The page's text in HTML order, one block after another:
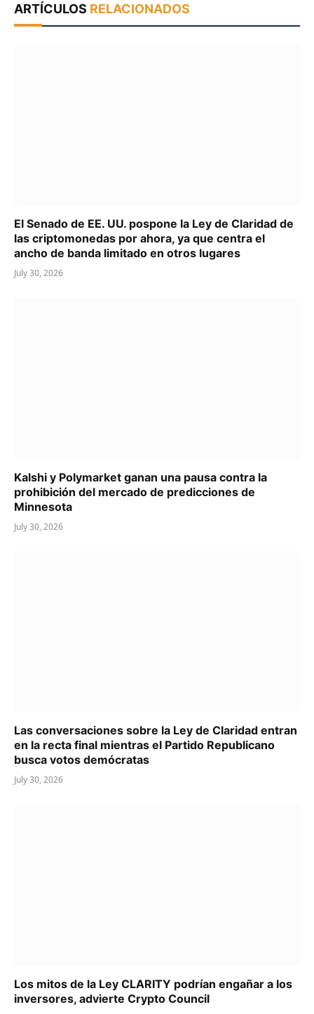
ARTÍCULOS RELACIONADOS
El Senado de EE. UU. pospone la Ley de Claridad de
las criptomonedas por ahora, ya que centra el
ancho de banda limitado en otros lugares
July 30, 2026
Kalshi y Polymarket ganan una pausa contra la
prohibición del mercado de predicciones de
Minnesota
July 30, 2026
Las conversaciones sobre la Ley de Claridad entran
en la recta final mientras el Partido Republicano
busca votos demócratas
July 30, 2026
Los mitos de la Ley CLARITY podrían engañar a los
inversores, advierte Crypto Council